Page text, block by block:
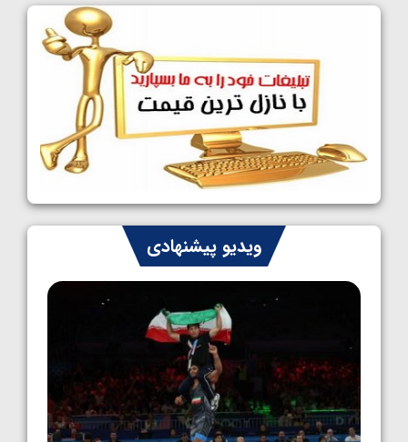
کشتی فرنگی نوجوانان جهان؛ سکوی تیمی
سوم برای ایران
1405/05/07
ایران چشم به راه چهار مدال در پنج وزن دوم
کشتی فرنگی نوجوانان جهان
1405/05/06
کشتی فرنگی نوجوان جهان؛ رضایی تنها طلایی
پنج وزن نخست
1405/05/06
ویدیو پیشنهادی